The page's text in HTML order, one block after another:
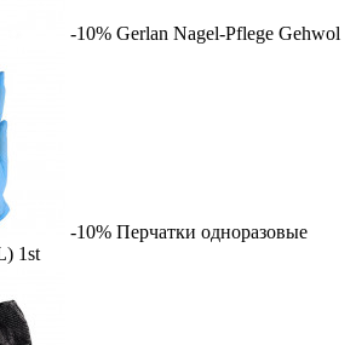
-10% Gerlan Nagel-Pflege Gehwol
-10% Перчатки одноразовые
1st